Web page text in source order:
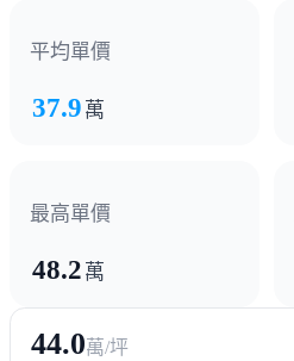
平均單價
37.9 萬
最高單價
48.2 萬
44.0萬/坪